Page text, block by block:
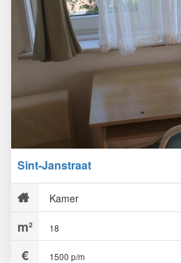
Sint-Janstraat
Kamer
18
1500 p/m